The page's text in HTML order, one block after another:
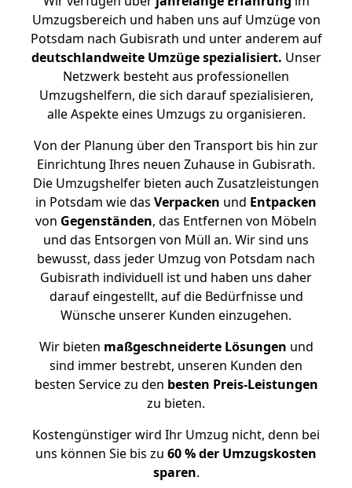
Umzugsbereich und haben uns auf Umzüge von
Potsdam nach Gubisrath und unter anderem auf
deutschlandweite Umzüge spezialisiert. Unser
Netzwerk besteht aus professionellen
Umzugshelfern, die sich darauf spezialisieren,
alle Aspekte eines Umzugs zu organisieren.
Von der Planung über den Transport bis hin zur
Einrichtung Ihres neuen Zuhause in Gubisrath.
Die Umzugshelfer bieten auch Zusatzleistungen
in Potsdam wie das Verpacken und Entpacken
von Gegenständen, das Entfernen von Möbeln
und das Entsorgen von Müll an. Wir sind uns
bewusst, dass jeder Umzug von Potsdam nach
Gubisrath individuell ist und haben uns daher
darauf eingestellt, auf die Bedürfnisse und
Wünsche unserer Kunden einzugehen.
Wir bieten maßgeschneiderte Lösungen und
sind immer bestrebt, unseren Kunden den
besten Service zu den besten Preis-Leistungen
zu bieten.
Kostengünstiger wird Ihr Umzug nicht, denn bei
uns können Sie bis zu 60 % der Umzugskosten
sparen.